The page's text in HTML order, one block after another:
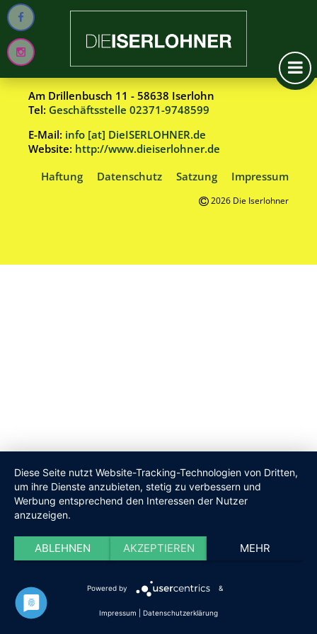
Wählergemeinschaft DieISERLOHNER e.V.
Am Drillenbusch 11 - 58638 Iserlohn
Tel: Geschäftsstelle 02371-9748599
E-Mail: info [at] DieISERLOHNER.de
Website: http://www.dieiserlohner.de
Haftung
Datenschutz Satzung Impressum
2026 Die Iserlohner
Diese Seite nutzt Website-Tracking-Technologien von Dritten,
um ihre Dienste anzubieten, stetig zu verbessern und
Werbung entsprechend den Interessen der Nutzer
anzuzeigen.
ABLEHNEN AKZEPTIEREN MEHR
Powered by &
Impressum Datenschutzerklärung